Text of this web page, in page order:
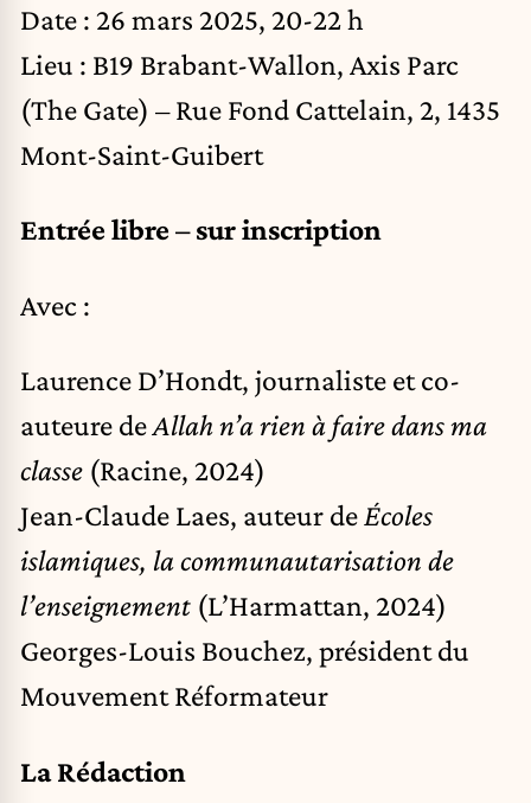
Date : 26 mars 2025, 20-22 h
Lieu : B19 Brabant-Wallon, Axis Parc
(The Gate) – Rue Fond Cattelain, 2, 1435
Mont-Saint-Guibert
Entrée libre – sur inscription
Avec :
Laurence D’Hondt, journaliste et co-
auteure deAllah n’a rien à faire dans ma
classe (Racine, 2024)
Jean-Claude Laes, auteur de Écoles
islamiques, la communautarisation de
l’enseignement (L’Harmattan, 2024)
Georges-Louis Bouchez, président du
Mouvement Réformateur
La Rédaction